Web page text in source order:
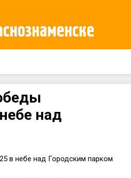
над
в небе над Городским парком